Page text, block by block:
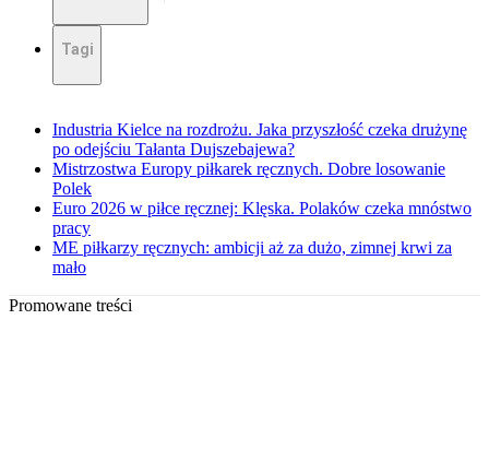
Tagi
Industria Kielce na rozdrożu. Jaka przyszłość czeka drużynę
po odejściu Tałanta Dujszebajewa?
Mistrzostwa Europy piłkarek ręcznych. Dobre losowanie
Polek
Euro 2026 w piłce ręcznej: Klęska. Polaków czeka mnóstwo
pracy
ME piłkarzy ręcznych: ambicji aż za dużo, zimnej krwi za
mało
Promowane treści